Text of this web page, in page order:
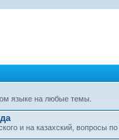
языке на любые темы.
и на казахский, вопросы